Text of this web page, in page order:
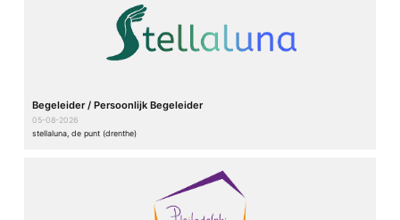
Begeleider / Persoonlijk Begeleider
05-08-2026
stellaluna, de punt (drenthe)